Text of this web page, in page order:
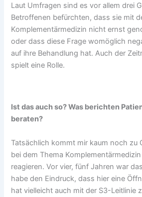
Laut Umfragen sind es vor allem drei
Betroffenen befürchten, dass sie mit
Komplementärmedizin nicht ernst
oder dass diese Frage womöglich
auf ihre Behandlung hat. Auch der
spielt eine Rolle.
Ist das auch so? Was berichten
beraten?
Tatsächlich kommt mir kaum noch zu
bei dem Thema
reagieren. Vor vier, fünf Jahren war
habe den Eindruck, dass hier eine
hat vielleicht auch mit der S3-Leitlinie